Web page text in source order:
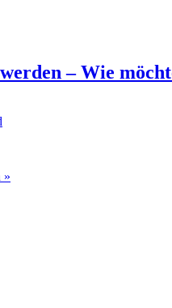
– Wie
»